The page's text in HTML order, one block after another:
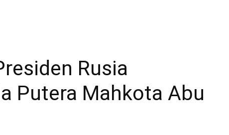
Rusia
Putera Mahkota Abu